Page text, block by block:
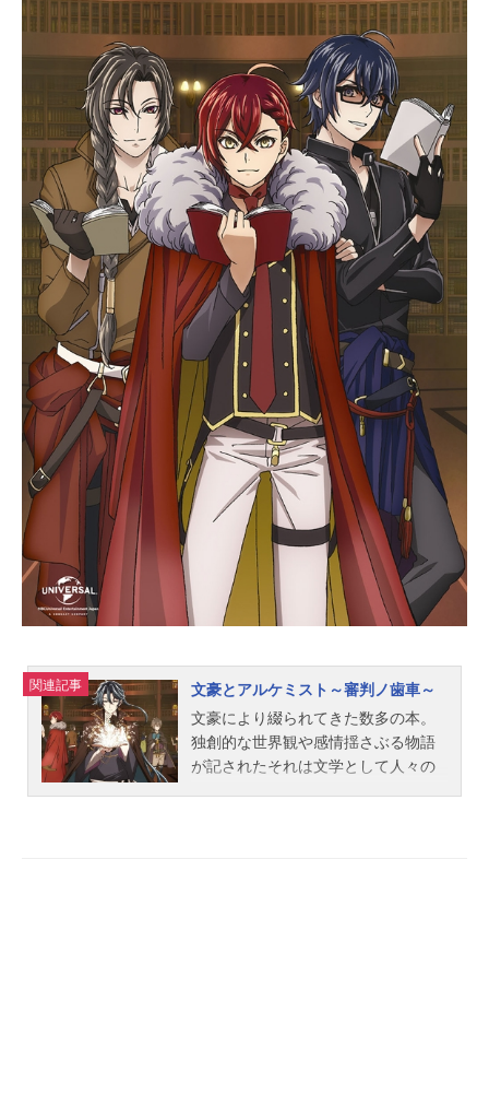
は、初めて経験することばかりで、
悪戦苦闘の毎日。また、自分とは違
い、将来の夢や目的を明確に持つ他
の同級生たちは、彼に、進学校にい
た頃とは違った焦りを感じさせる。
それでも、課題を一つ一つこなし、
同級生たちとの絆を深め、少しず
つ、精神的にも肉体的にも成長して
いく八軒。汗と涙と土にまみれた青
春が、今日も続いていく。作品名銀
の匙SilverSpoon放送形態TVアニメス
ケジュール2013年7月11日（木）～2
013年9月19日（木）フジテレビ「ノ
イタミナ」ほか話数全11話キャスト
八軒勇吾：木村良平御影アキ：三宅
麻理恵駒場一郎：櫻井トオル稲田多
摩子：高垣彩陽相川進之介：島﨑信
長常盤恵次：庄司将之西川一：高梨
謙吾別府太郎：こぶしのぶゆき吉野
まゆみ：井澤詩織八軒慎吾：小西克
幸中島先生：増谷康紀校長：三ツ矢
雄二稲田真一郎：小野友樹大川進
英：水島大宙豊西美香：田野アサ...
関連記事
文豪とアルケミスト～審判ノ歯車～
文豪により綴られてきた数多の本。
独創的な世界観や感情揺さぶる物語
が記されたそれは文学として人々の